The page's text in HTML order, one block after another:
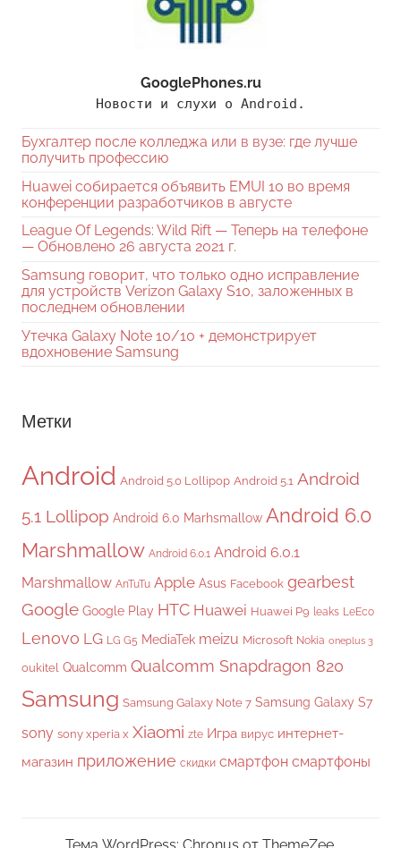
GooglePhones.ru
Новости и слухи о Android.
Бухгалтер после колледжа или в вузе: где лучше
получить профессию
Huawei собирается объявить EMUI 10 во время
конференции разработчиков в августе
League Of Legends: Wild Rift — Теперь на телефоне
— Обновлено 26 августа 2021 г.
Samsung говорит, что только одно исправление
для устройств Verizon Galaxy S10, заложенных в
последнем обновлении
Утечка Galaxy Note 10/10 + демонстрирует
вдохновение Samsung
Метки
Android Android 5.0 Lollipop Android 5.1 Android
5.1 Lollipop Android 6.0 Marhsmallow Android 6.0
Marshmallow Android 6.0.1 Android 6.0.1
Marshmallow AnTuTu Apple Asus Facebook gearbest
Google Google Play HTC Huawei Huawei P9 leaks LeEco
Lenovo LG LG G5 MediaTek meizu Microsoft Nokia oneplus 3
oukitel Qualcomm Qualcomm Snapdragon 820
Samsung Samsung Galaxy Note 7 Samsung Galaxy S7
sony sony xperia x Xiaomi zte Игра вирус интернет-
магазин приложение скидки смартфон смартфоны